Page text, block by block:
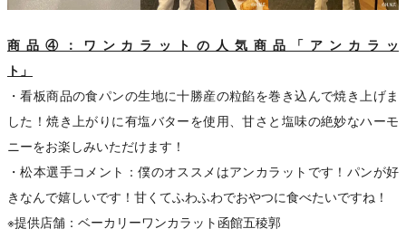
商品④：ワンカラットの人気商品「アンカラッ
ト」
・看板商品の食パンの生地に十勝産の粒餡を巻き込んで焼き上げま
した！焼き上がりに有塩バターを使用、甘さと塩味の絶妙なハーモ
ニーをお楽しみいただけます！
・松本選手コメント：僕のオススメはアンカラットです！パンが好
きなんで嬉しいです！甘くてふわふわでおやつに食べたいですね！
※提供店舗：ベーカリーワンカラット函館五稜郭